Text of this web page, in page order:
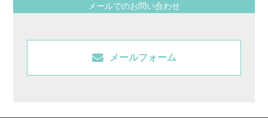
メールでのお問い合わせ
メールフォーム